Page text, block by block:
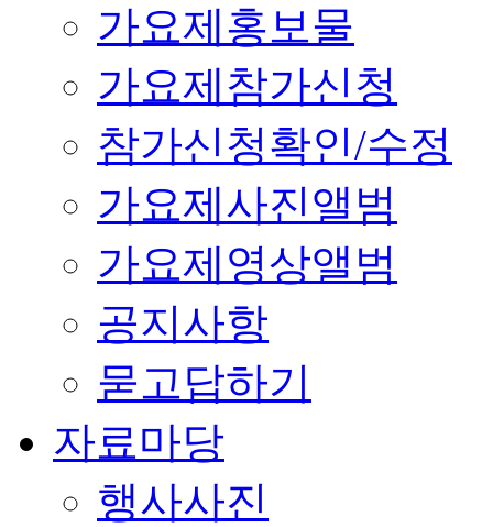
가요제홍보물
가요제참가신청
참가신청확인/수정
가요제사진앨범
가요제영상앨범
공지사항
묻고답하기
자료마당
행사사진